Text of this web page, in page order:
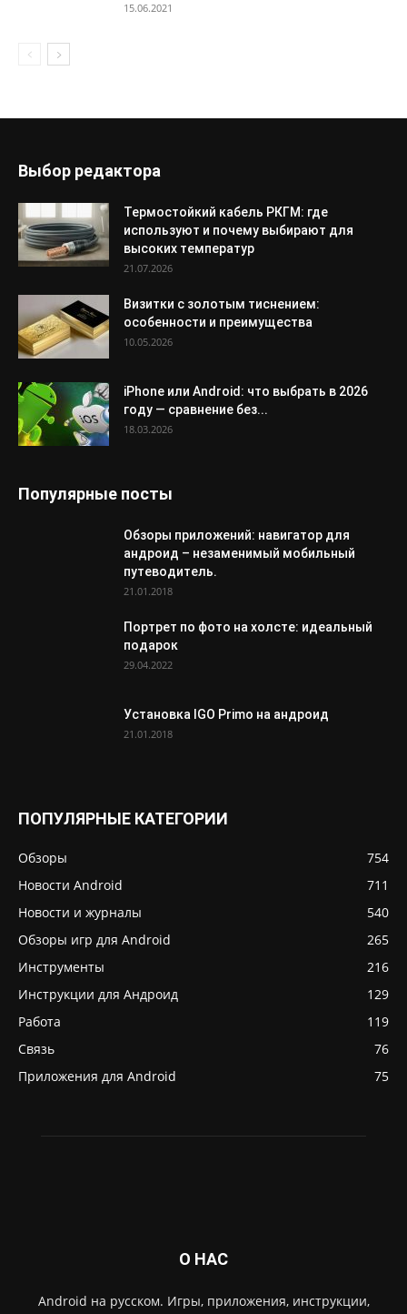
15.06.2021
Выбор редактора
Термостойкий кабель РКГМ: где
используют и почему выбирают для
высоких температур
21.07.2026
Визитки с золотым тиснением:
особенности и преимущества
10.05.2026
iPhone или Android: что выбрать в 2026
году — сравнение без...
18.03.2026
Популярные посты
Обзоры приложений: навигатор для
андроид – незаменимый мобильный
путеводитель.
21.01.2018
Портрет по фото на холсте: идеальный
подарок
29.04.2022
Установка IGO Primo на андроид
21.01.2018
ПОПУЛЯРНЫЕ КАТЕГОРИИ
Обзоры
754
Новости Android
711
Новости и журналы
540
Обзоры игр для Android
265
Инструменты
216
Инструкции для Андроид
129
Работа
119
Связь
76
Приложения для Android
75
О НАС
Android на русском. Игры, приложения, инструкции,